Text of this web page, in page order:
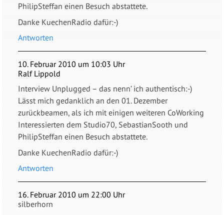
PhilipSteffan einen Besuch abstattete.
Danke KuechenRadio dafür:-)
Antworten
10. Februar 2010 um 10:03 Uhr
Ralf Lippold
Interview Unplugged – das nenn’ ich authentisch:-)
Lässt mich gedanklich an den 01. Dezember
zurückbeamen, als ich mit einigen weiteren CoWorking
Interessierten dem Studio70, SebastianSooth und
PhilipSteffan einen Besuch abstattete.
Danke KuechenRadio dafür:-)
Antworten
16. Februar 2010 um 22:00 Uhr
silberhorn